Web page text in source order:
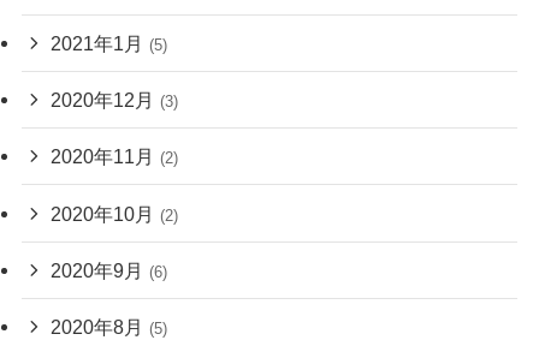
2021年1月 (5)
2020年12月 (3)
2020年11月 (2)
2020年10月 (2)
2020年9月 (6)
2020年8月 (5)